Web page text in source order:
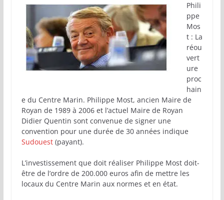
Phili
ppe
Mos
t : La
réou
vert
ure
proc
hain
e du Centre Marin. Philippe Most, ancien Maire de
Royan de 1989 à 2006 et l’actuel Maire de Royan
Didier Quentin sont convenue de signer une
convention pour une durée de 30 années indique
Sudouest(payant).
L’investissement que doit réaliser Philippe Most doit-
être de l’ordre de 200.000 euros afin de mettre les
locaux du Centre Marin aux normes et en état.